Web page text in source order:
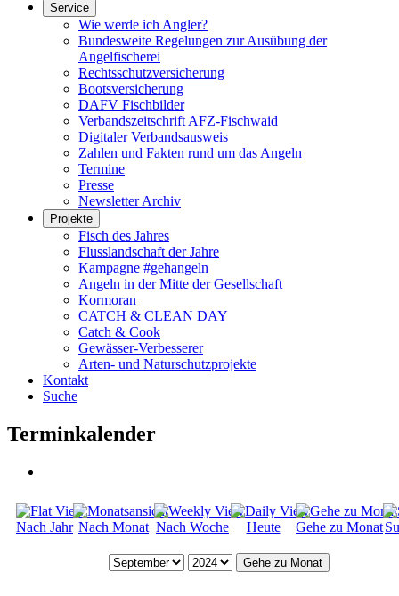
Service
Wie werde ich Angler?
Bundesweite Regelungen zur Ausübung der
Angelfischerei
Rechtsschutzversicherung
Bootsversicherung
DAFV Fischbilder
Verbandszeitschrift AFZ-Fischwaid
Digitaler Verbandsausweis
Zahlen und Fakten rund um das Angeln
Termine
Presse
Newsletter Archiv
Projekte
Fisch des Jahres
Flusslandschaft der Jahre
Kampagne #gehangeln
Angeln in der Mitte der Gesellschaft
Kormoran
CATCH & CLEAN DAY
Catch & Cook
Gewässer-Verbesserer
Arten- und Naturschutzprojekte
Kontakt
Suche
Terminkalender
Nach Jahr Nach Monat Nach Woche Heute Gehe zu Monat
Gehe zu Monat